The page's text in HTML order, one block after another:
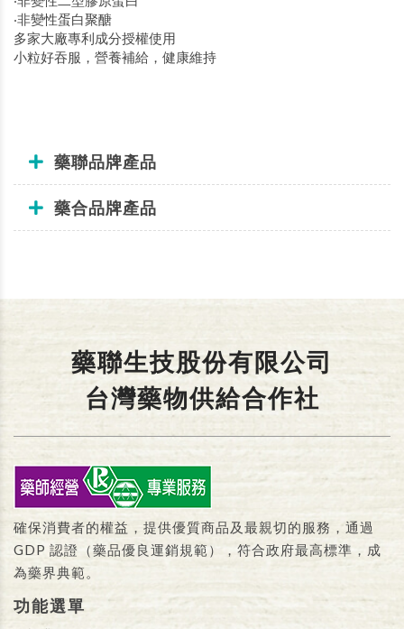
‧非變性蛋白聚醣
多家大廠專利成分授權使用
小粒好吞服，營養補給，健康維持
藥聯品牌產品
藥合品牌產品
藥聯生技股份有限公司
台灣藥物供給合作社
確保消費者的權益，提供優質商品及最親切的服務，通過
GDP 認證（藥品優良運銷規範），符合政府最高標準，成
為藥界典範。
功能選單